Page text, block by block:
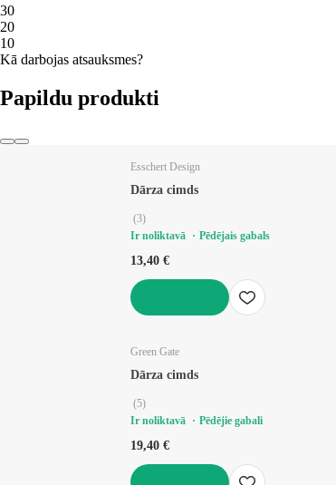
30
20
10
Kā darbojas atsauksmes?
Papildu produkti
Esschert Design
Dārza cimds
(3)
Ir noliktavā
Pēdējais gabals
13,40 €
Green Gate
Dārza cimds
(5)
Ir noliktavā
Pēdējie gabali
19,40 €